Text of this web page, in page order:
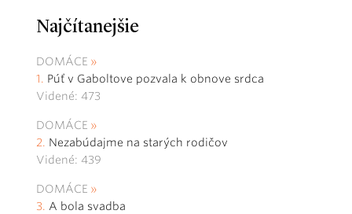
Najčítanejšie
DOMÁCE
Púť v Gaboltove pozvala k obnove srdca
Videné: 473
DOMÁCE
Nezabúdajme na starých rodičov
Videné: 439
DOMÁCE
A bola svadba